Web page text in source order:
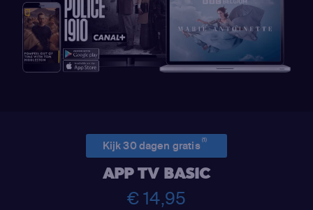
Kijk 30 dagen gratis(1)
APP TV BASIC
€ 14,95